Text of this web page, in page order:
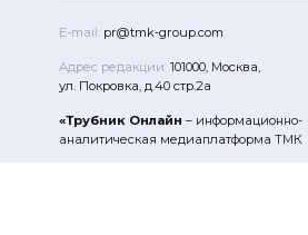
E-mail: pr@tmk-group.com
Адрес редакции: 101000, Москва,
ул. Покровка, д.40 стр.2а
«Трубник Онлайн – информационно-
аналитическая медиаплатформа ТМК